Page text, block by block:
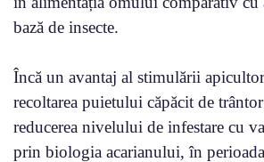
bază de insecte.
Încă un avantaj al stimulării
recoltarea puietului căpăcit de
reducerea nivelului de infestare cu
prin biologia acarianului, în